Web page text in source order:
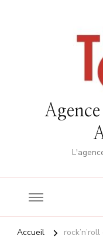
Accueil